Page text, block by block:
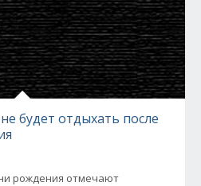
будет отдыхать после
рождения отмечают